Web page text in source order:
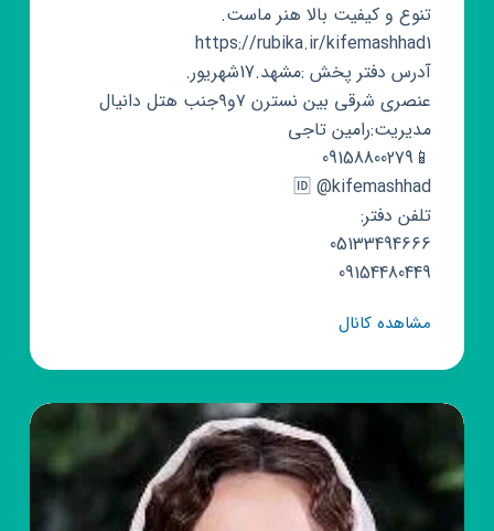
تنوع و کیفیت بالا هنر ماست.
https://rubika.ir/kifemashhad1
آدرس دفتر پخش :مشهد.17شهریور.
عنصری شرقی بین نسترن ۷و۹جنب هتل دانیال
مدیریت:رامین تاجی
📱09158800279
🆔 @kifemashhad
تلفن دفتر:
05133494666
09154480449
مشاهده کانالکانال
تولیدی
و
پخش
کیف
مشهد
تاجی